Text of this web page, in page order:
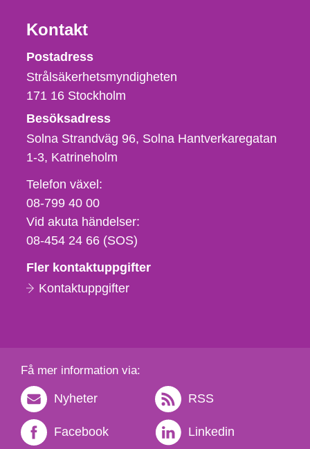
Kontakt
Strålsäkerhetsmyndigheten
Postadress
Strålsäkerhetsmyndigheten
171 16 Stockholm
Besöksadress
Solna Strandväg 96, Solna Hantverkaregatan
1-3 Katrineholm
Telefon,
fax
och
e-
Telefon växel:
08-799 40 00
Vid akuta händelser:
08-454 24 66 (SOS)
Fler kontaktuppgifter
Kontaktuppgifter
Få mer information via:
Nyheter RSS
Facebook Linkedin